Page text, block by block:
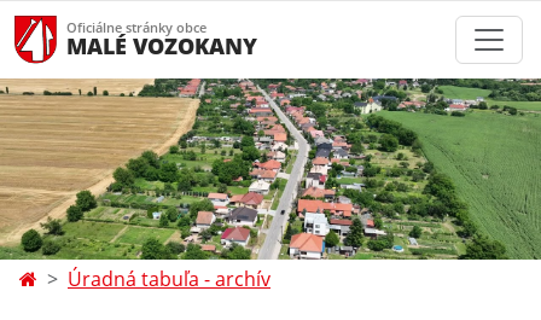
Oficiálne stránky obce
MALÉ VOZOKANY
Úradná tabuľa - archív